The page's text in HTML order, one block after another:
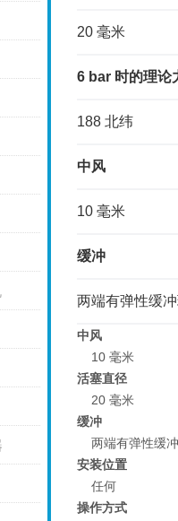
20 毫米
6 bar 时的理论
188 北纬
中风
10 毫米
缓冲
两端有弹性缓
中风
10 毫米
活塞直径
20 毫米
缓冲
两端有弹性缓
安装位置
任何
操作方式